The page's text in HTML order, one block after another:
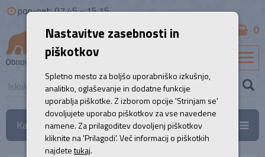
pon-pet: 07.45 - 15.15
0
Kategorije
Nastavitve zasebnosti in
piškotkov
Spletno mesto za boljšo uporabniško izkušnjo,
analitiko, oglaševanje in dodatne funkcije
uporablja piškotke. Z izborom opcije 'Strinjam se'
dovoljujete uporabo piškotkov za vse navedene
namene. Za prilagoditev dovoljenj piškotkov
kliknite na 'Prilagodi'. Več informacij o piškotkih
najdetetukaj.